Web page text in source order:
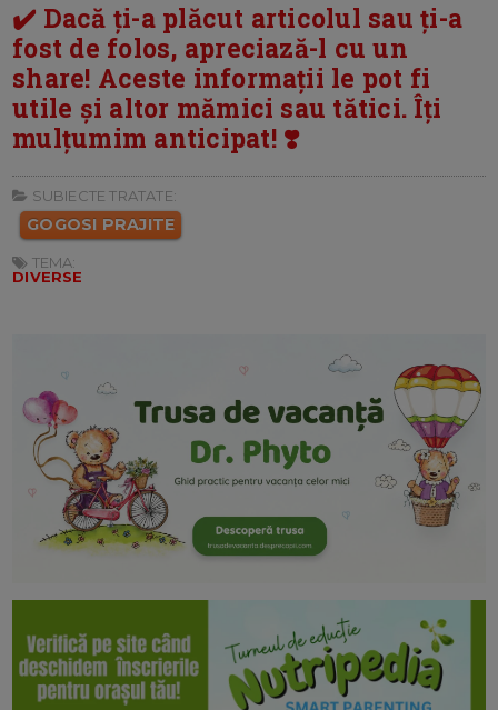
✔️ Dacă ți-a plăcut articolul sau ți-a
fost de folos, apreciază-l cu un
share! Aceste informații le pot fi
utile și altor mămici sau tătici. Îți
mulțumim anticipat! ❣️
SUBIECTE TRATATE:
GOGOSI PRAJITE
TEMA:
DIVERSE